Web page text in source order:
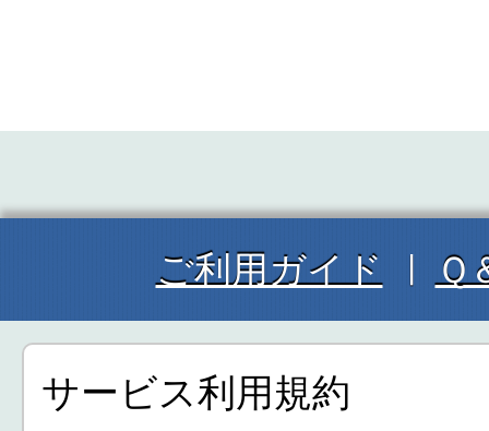
ご利用ガイド Ｑ
サービス利用規約